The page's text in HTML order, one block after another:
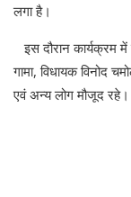
लगा है।
इस दौरान कार्यक्रम
गामा, विधायक विनोद
एवं अन्य लोग मौजूद रहे।